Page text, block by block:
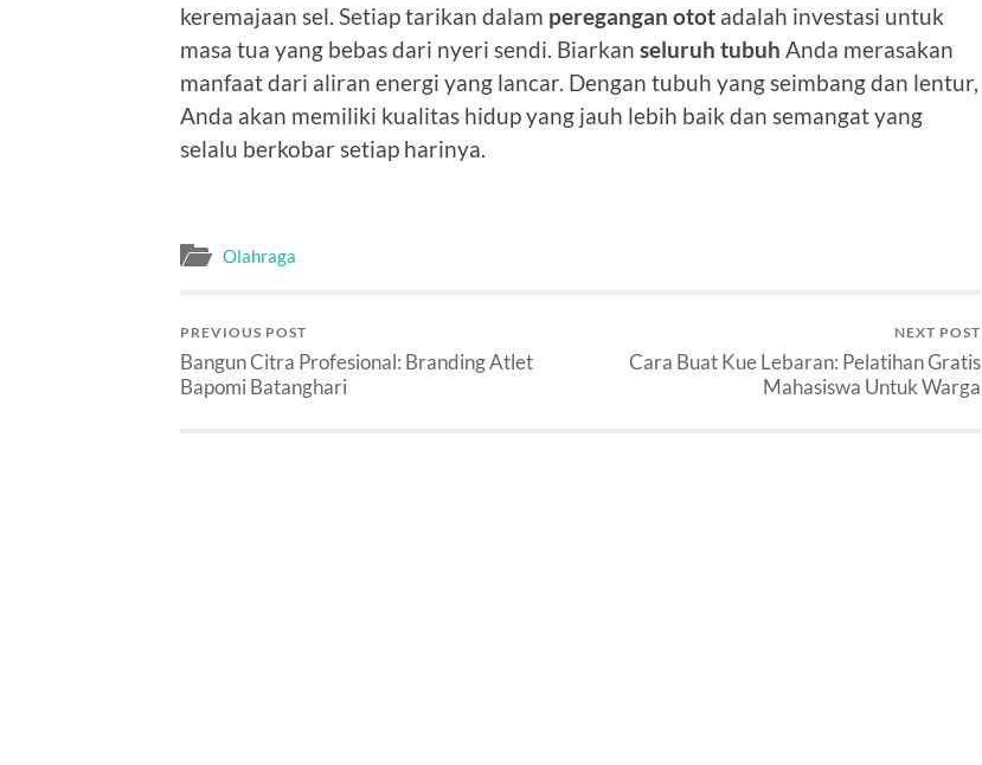
keremajaan sel. Setiap tarikan dalam peregangan otot adalah investasi untuk
masa tua yang bebas dari nyeri sendi. Biarkan seluruh tubuh Anda merasakan
manfaat dari aliran energi yang lancar. Dengan tubuh yang seimbang dan lentur,
Anda akan memiliki kualitas hidup yang jauh lebih baik dan semangat yang
selalu berkobar setiap harinya.
Olahraga
PREVIOUS POST
Bangun Citra Profesional: Branding Atlet
Bapomi Batanghari
NEXT POST
Cara Buat Kue Lebaran: Pelatihan Gratis
Mahasiswa Untuk Warga